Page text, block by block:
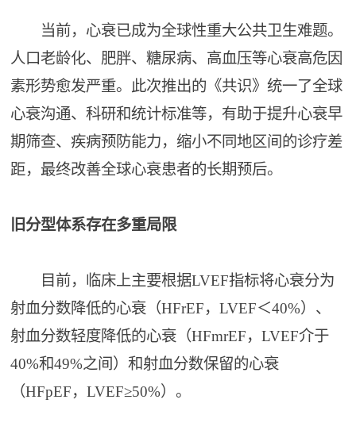
当前，心衰已成为全球性重大公共卫生难题。
人口老龄化、肥胖、糖尿病、高血压等心衰高危因
素形势愈发严重。此次推出的《共识》统一了全球
心衰沟通、科研和统计标准等，有助于提升心衰早
期筛查、疾病预防能力，缩小不同地区间的诊疗差
距，最终改善全球心衰患者的长期预后。
旧分型体系存在多重局限
目前，临床上主要根据LVEF指标将心衰分为
射血分数降低的心衰（HFrEF，LVEF＜40%）、
射血分数轻度降低的心衰（HFmrEF，LVEF介于
40%和49%之间）和射血分数保留的心衰
（HFpEF，LVEF≥50%）。